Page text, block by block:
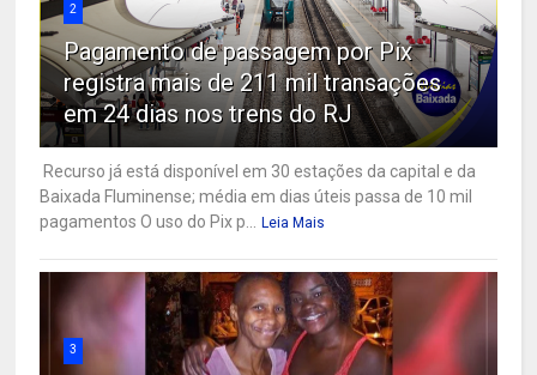
2
Pagamento de passagem por Pix
registra mais de 211 mil transações
em 24 dias nos trens do RJ
Recurso já está disponível em 30 estações da capital e da
Baixada Fluminense; média em dias úteis passa de 10 mil
pagamentos O uso do Pix p...
Leia Mais
3